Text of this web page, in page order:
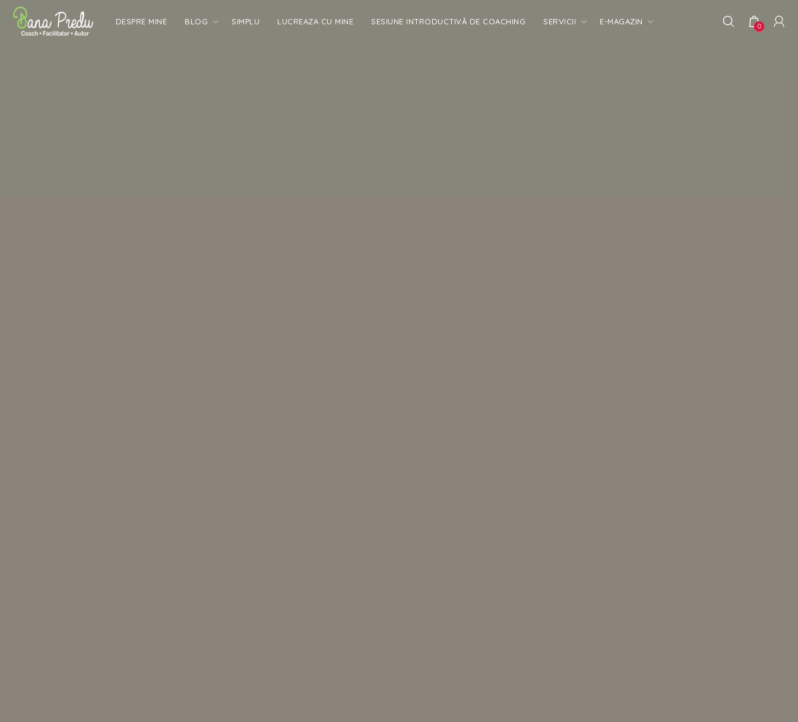
DESPRE MINE BLOG SIMPLU LUCREAZA CU MINE SESIUNE INTRODUCTIVĂ DE COACHING SERVICII E-MAGAZIN
0